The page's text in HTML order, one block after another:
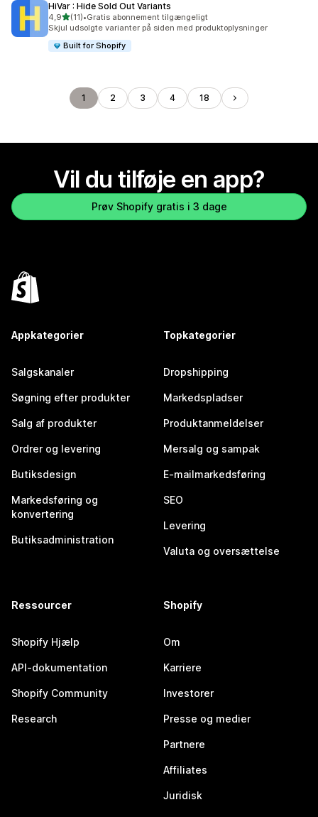
HiVar : Hide Sold Out Variants
4,9ud af 5 stjerner
(11)
11 anmeldelser i alt
•Gratis abonnement tilgængeligt
Skjul udsolgte varianter på siden med produktoplysninger
Built for Shopify
1 2 3 4 18
Vil du tilføje en app?
Prøv Shopify gratis i 3 dage
Appkategorier
Salgskanaler
Søgning efter produkter
Salg af produkter
Ordrer og levering
Butiksdesign
Markedsføring og
konvertering
Butiksadministration
Topkategorier
Dropshipping
Markedspladser
Produktanmeldelser
Mersalg og sampak
E-mailmarkedsføring
SEO
Levering
Valuta og oversættelse
Ressourcer
Shopify Hjælp
API-dokumentation
Shopify Community
Research
Shopify
Om
Karriere
Investorer
Presse og medier
Partnere
Affiliates
Juridisk